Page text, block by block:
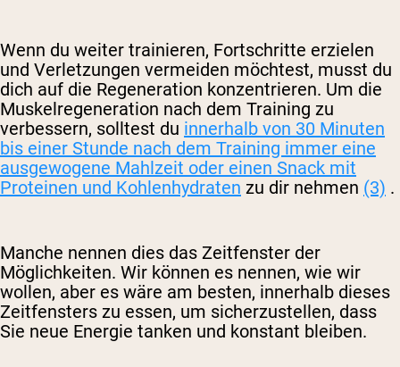
Wenn du weiter trainieren, Fortschritte erzielen
und Verletzungen vermeiden möchtest, musst du
dich auf die Regeneration konzentrieren. Um die
Muskelregeneration nach dem Training zu
verbessern, solltest du innerhalb von 30 Minuten
bis einer Stunde nach dem Training immer eine
ausgewogene Mahlzeit oder einen Snack mit
Proteinen und Kohlenhydraten zu dir nehmen (3) .
Manche nennen dies das Zeitfenster der
Möglichkeiten. Wir können es nennen, wie wir
wollen, aber es wäre am besten, innerhalb dieses
Zeitfensters zu essen, um sicherzustellen, dass
Sie neue Energie tanken und konstant bleiben.